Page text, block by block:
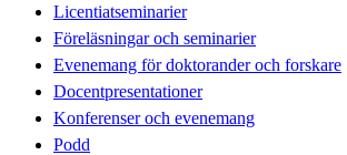
Licentiatseminarier
Föreläsningar och seminarier
Evenemang för doktorander och forskare
Docentpresentationer
Konferenser och evenemang
Podd